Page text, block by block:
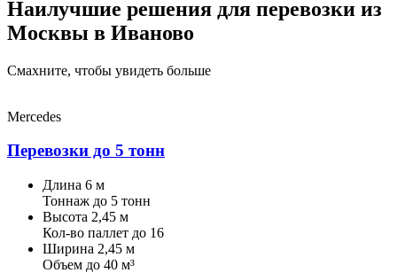
Наилучшие решения для перевозки из
Москвы в Иваново
Смахните, чтобы увидеть больше
Mercedes
Перевозки до 5 тонн
Длина 6 м
Тоннаж до 5 тонн
Высота 2,45 м
Кол-во паллет до 16
Ширина 2,45 м
Объем до 40 м³